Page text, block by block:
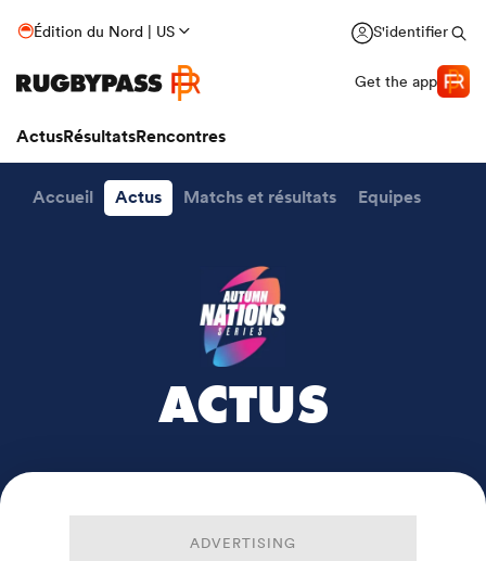
Édition du Nord | US S'identifier
Get the app
ActusRésultatsRencontres
Accueil Actus Matchs et résultats Equipes
ACTUS
ADVERTISING